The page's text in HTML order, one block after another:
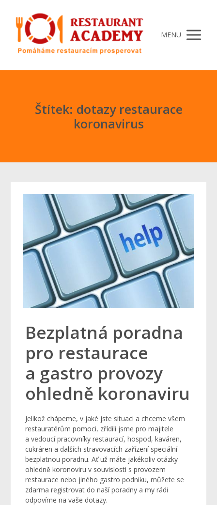
MENU
Štítek: dotazy restaurace
koronavirus
Bezplatná poradna
pro restaurace
a gastro provozy
ohledně koronaviru
Jelikož chápeme, v jaké jste situaci a chceme všem
restauratérům pomoci, zřídili jsme pro majitele
a vedoucí pracovníky restaurací, hospod, kaváren,
cukráren a dalších stravovacích zařízení speciální
bezplatnou poradnu. Ať už máte jakékoliv otázky
ohledně koronoviru v souvislosti s provozem
restaurace nebo jiného gastro podniku, můžete se
zdarma registrovat do naší poradny a my rádi
odpovíme na vaše dotazy.